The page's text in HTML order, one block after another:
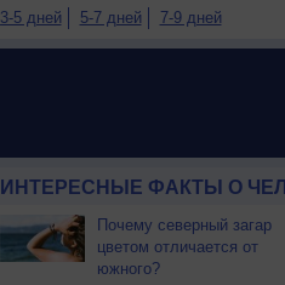
3-5 дней 5-7 дней 7-9 дней
ИНТЕРЕСНЫЕ ФАКТЫ О
Почему северный загар
цветом отличается от
южного?